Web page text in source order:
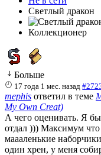
Светлый дракон
Коллекционер
Больше
17 года 1 мес. назад
mephis ответил в теме
My Own Creat)
А чего оценивать. Я
отдал ))) Максимум что
маааленькие
один хрен, у меня